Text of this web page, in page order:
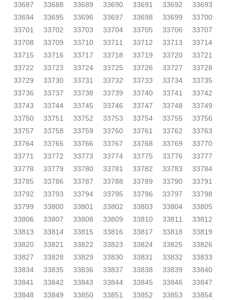
33687 33688 33689 33690 33691 33692
33693
33694
33695 33696 33697 33698 33699
33700
33701
33702 33703 33704 33705 33706
33707
33708
33709 33710 33711 33712 33713
33714
33715
33716 33717 33718 33719 33720
33721
33722
33723 33724 33725 33726 33727
33728
33729
33730 33731 33732 33733 33734
33735
33736
33737 33738 33739 33740 33741
33742
33743
33744 33745 33746 33747 33748
33749
33750
33751 33752 33753 33754 33755
33756
33757
33758 33759 33760 33761 33762
33763
33764
33765 33766 33767 33768 33769
33770
33771
33772 33773 33774 33775 33776
33777
33778
33779 33780 33781 33782 33783
33784
33785
33786 33787 33788 33789 33790
33791
33792
33793 33794 33795 33796 33797
33798
33799
33800 33801 33802 33803 33804
33805
33806
33807 33808 33809 33810 33811
33812
33813
33814 33815 33816 33817 33818
33819
33820
33821 33822 33823 33824 33825
33826
33827
33828 33829 33830 33831 33832
33833
33834
33835 33836 33837 33838 33839
33840
33841
33842 33843 33844 33845 33846
33847
33848
33849 33850 33851 33852 33853
33854